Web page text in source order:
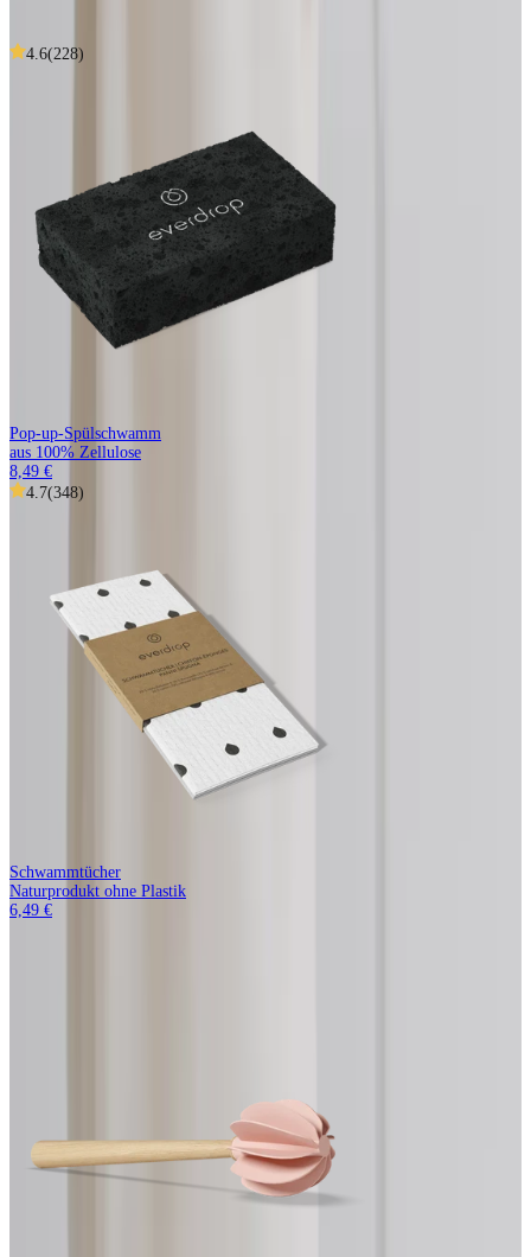
4.6(228)
Pop-up-Spülschwamm
aus 100% Zellulose
8,49 €
4.7(348)
Schwammtücher
Naturprodukt ohne Plastik
6,49 €